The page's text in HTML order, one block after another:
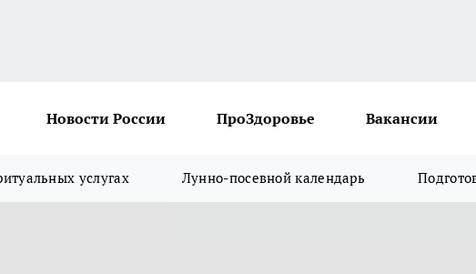
Новости России ПроЗдоровье Вакансии
услугах Лунно-посевной календарь